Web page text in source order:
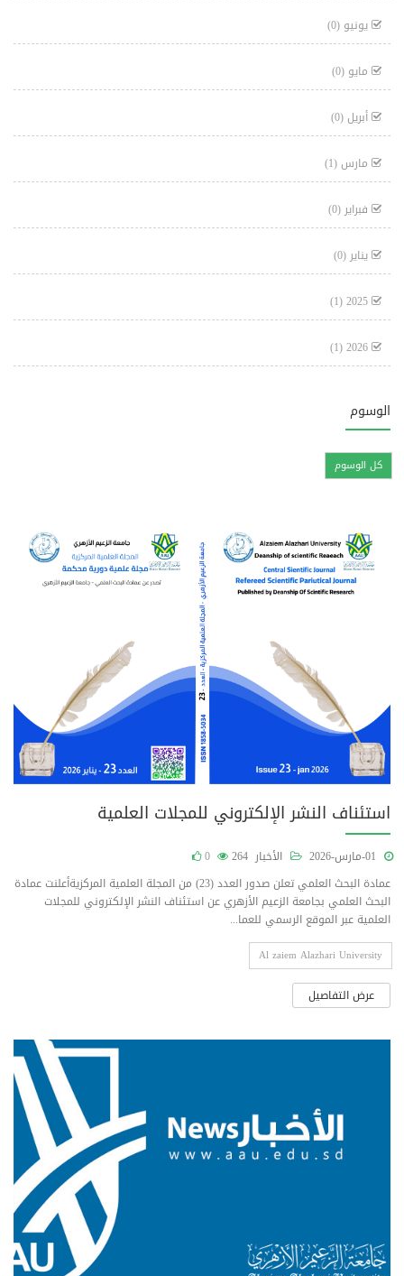
يونيو (0)
مايو (0)
أبريل (0)
مارس (1)
فبراير (0)
يناير (0)
(1)
(1)
الوسوم
كل الوسوم
استئناف النشر الإلكتروني للمجلات العلمية
الأخبار 264
0
عمادة البحث العلمي تعلن صدور العدد (23) من المجلة العلمية المركزيةأعلنت عمادة
البحث العلمي بجامعة الزعيم الأزهري عن استئناف النشر الإلكتروني للمجلات
العلمية عبر الموقع الرسمي للعما...
Al zaiem Alazhari University
عرض التفاصيل